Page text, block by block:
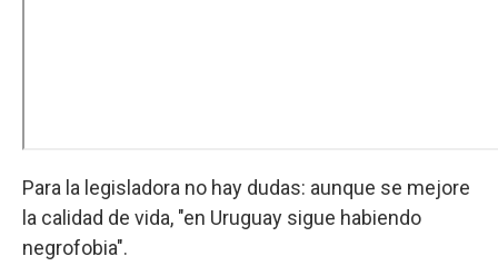
Para la legisladora no hay dudas: aunque se mejore
la calidad de vida, "en Uruguay sigue habiendo
negrofobia".